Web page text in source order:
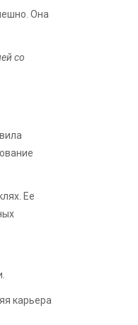
Она
со
Ее
карьера